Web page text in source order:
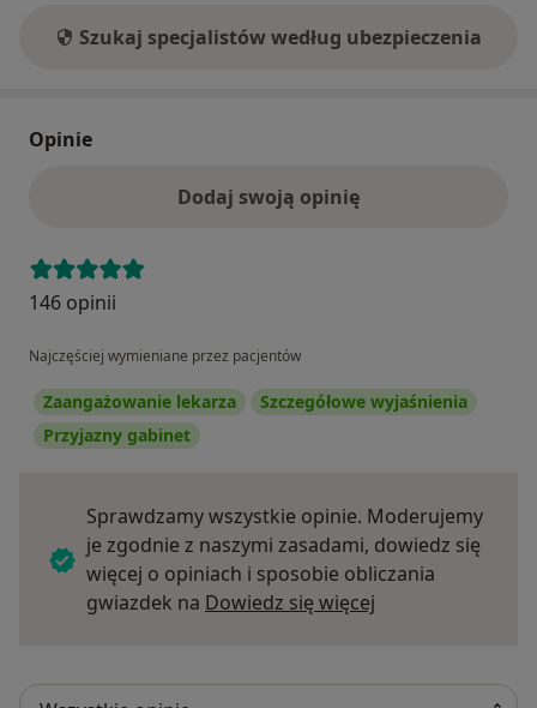
Szukaj specjalistów według ubezpieczenia
Opinie
Dodaj swoją opinię
146 opinii
Najczęściej wymieniane przez pacjentów
Zaangażowanie lekarza
Szczegółowe wyjaśnienia
Przyjazny gabinet
Sprawdzamy wszystkie opinie. Moderujemy
je zgodnie z naszymi zasadami, dowiedz się
więcej o opiniach i sposobie obliczania
gwiazdek na Dowiedz się więcej